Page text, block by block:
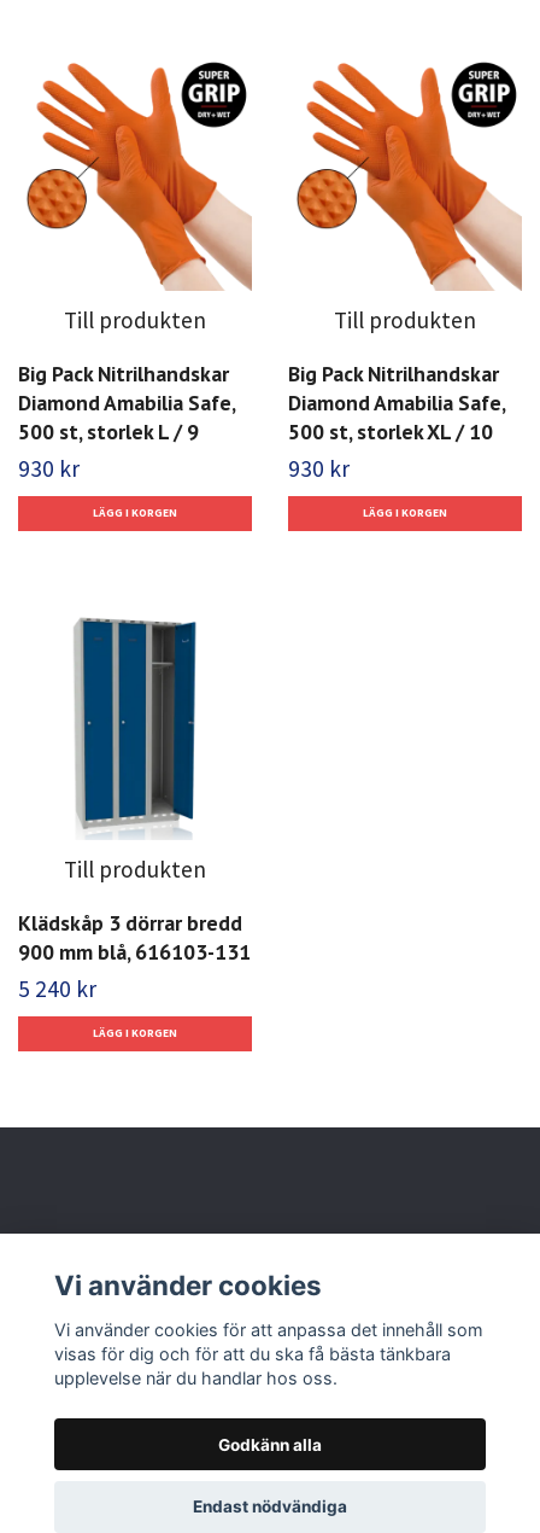
Till produkten
Big Pack Nitrilhandskar
Diamond Amabilia Safe,
500 st, storlek L / 9
930 kr
Till produkten
Big Pack Nitrilhandskar
Diamond Amabilia Safe,
500 st, storlek XL / 10
930 kr
Till produkten
Klädskåp 3 dörrar bredd
900 mm blå, 616103-131
5 240 kr
Läs mer
© 2026 Nolbox AB
Vi använder cookies
Vi använder cookies för att anpassa det innehåll som
visas för dig och för att du ska få bästa tänkbara
upplevelse när du handlar hos oss.
Godkänn alla
Endast nödvändiga